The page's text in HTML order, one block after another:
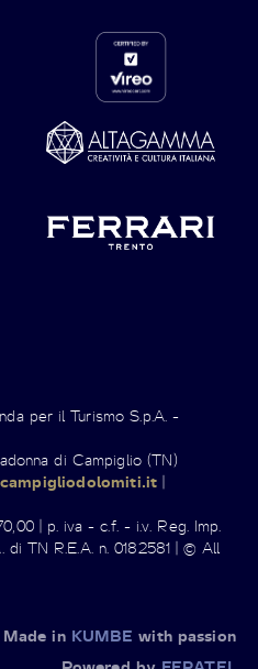
per il Turismo S.p.A. -
di Campiglio (TN)
|
| p. iva - c.f. - i.v. Reg. Imp.
di TN R.E.A. n. 0182581 | © All
Made in KUMBE with passion